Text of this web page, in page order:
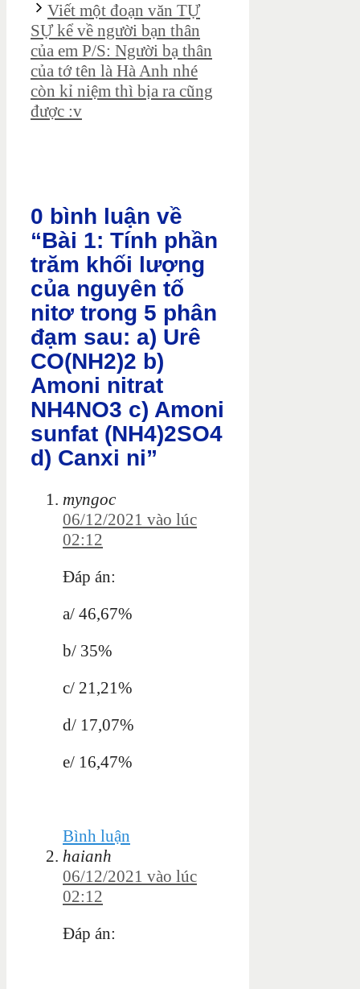
Viết một đoạn văn TỰ
SỰ kể về người bạn thân
của em P/S: Người bạ thân
của tớ tên là Hà Anh nhé
còn kỉ niệm thì bịa ra cũng
được :v
0 bình luận về
“Bài 1: Tính phần
trăm khối lượng
của nguyên tố
nitơ trong 5 phân
đạm sau: a) Urê
CO(NH2)2 b)
Amoni nitrat
NH4NO3 c) Amoni
sunfat (NH4)2SO4
d) Canxi ni”
myngoc
06/12/2021 vào lúc
02:12
Đáp án:
a/ 46,67%
b/ 35%
c/ 21,21%
d/ 17,07%
e/ 16,47%
Bình luận
haianh
06/12/2021 vào lúc
02:12
Đáp án: